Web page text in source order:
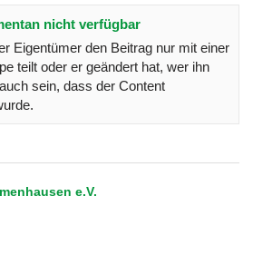
nicht verfügbar
Eigentümer den Beitrag nur mit einer
teilt oder er geändert hat, wer ihn
sein, dass der Content
e.V.